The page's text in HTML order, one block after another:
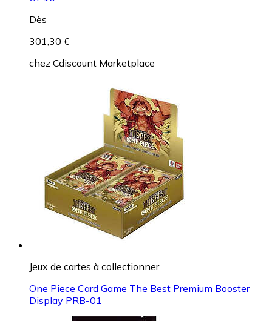
Dès
301,30 €
chez Cdiscount Marketplace
Jeux de cartes à collectionner
One Piece Card Game The Best Premium Booster
Display PRB-01